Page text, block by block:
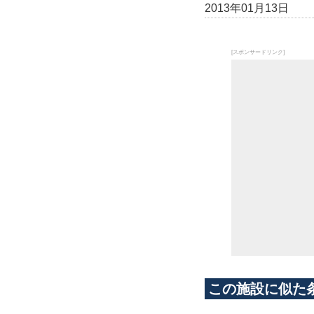
2013年01月13日
[スポンサードリンク]
この施設に似た